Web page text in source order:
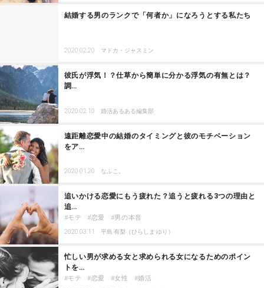
結婚する男のランクで「何者か」になろうとする私たち
2020.02.20 マドカ・ジャスミン
彼氏が浮気！？仕草から簡単に分かる浮気の有無とは？
調…
2020.02.10 婚活あるある編集部
遠距離恋愛中の結婚のタイミングと彼のモチベーション
をア…
2020.01.20 なふこ。
追いかける恋愛にもう疲れた？追うと疲れる3つの理由と
追…
モテ 恋愛 男の本音
2020.03.11 平島 有梨（ひらしま ゆり）
忙しい男が求める女と求められる女になるためのポイン
トを…
モテ 恋愛 女性 婚活